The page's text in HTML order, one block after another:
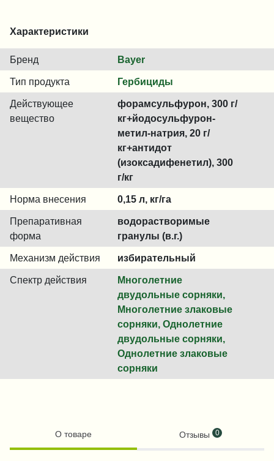
Характеристики
Бренд Bayer
Тип продукта Гербициды
Действующее
вещество
форамсульфурон, 300 г/
кг+йодосульфурон-
метил-натрия, 20 г/
кг+антидот
(изоксадифенетил), 300
г/кг
Норма внесения 0,15 л, кг/га
Препаративная
форма
водорастворимые
гранулы (в.г.)
Механизм действия избирательный
Спектр действия
Многолетние
двудольные сорняки,
Многолетние злаковые
сорняки, Однолетние
двудольные сорняки,
Однолетние злаковые
сорняки
О товаре Отзывы 0